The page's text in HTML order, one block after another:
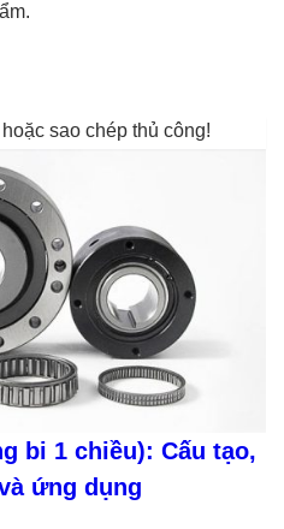
sao chép thủ công!
bi 1 chiều): Cấu tạo,
ứng dụng